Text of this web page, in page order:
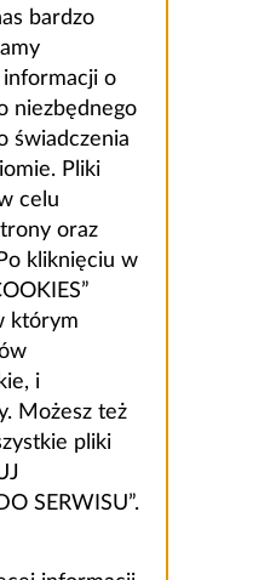
bardzo
o
niezbędnego
świadczenia
Pliki
celu
oraz
kliknięciu w
którym
i
Możesz też
pliki
SERWISU”.